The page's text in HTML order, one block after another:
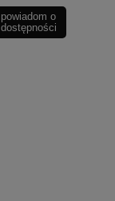
powiadom o
dostępności